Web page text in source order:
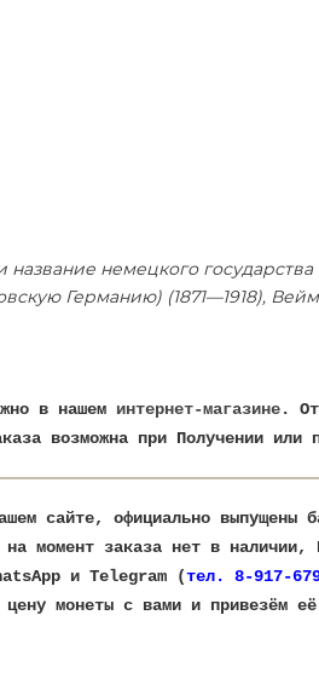
немецкого
Германию) (1871—1918),
в нашем интернет-магазине.
возможна при Получении или
сайте, официально выпущены
на момент заказа нет в наличии,
и Telegram (тел. 8-917-
цену монеты с вами и привезём